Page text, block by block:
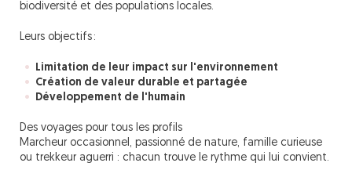
biodiversité et des populations locales.
Leurs objectifs :
Limitation de leur impact sur l'environnement
Création de valeur durable et partagée
Développement de l'humain
Des voyages pour tous les profils
Marcheur occasionnel, passionné de nature, famille curieuse
ou trekkeur aguerri : chacun trouve le rythme qui lui convient.